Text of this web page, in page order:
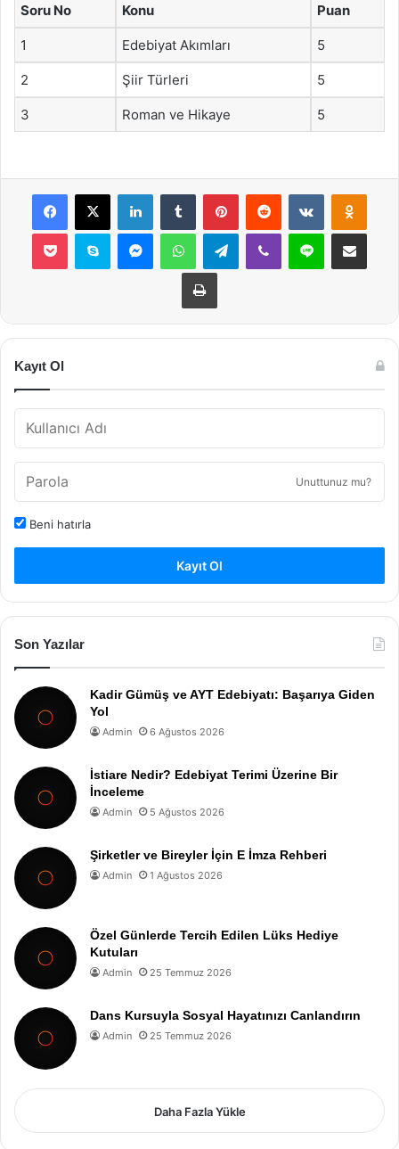
Soru No Konu Puan
1 Edebiyat Akımları 5
2 Şiir Türleri 5
3 Roman ve Hikaye 5
Facebook
X LinkedInTumblr PinterestReddit VKontakte
Pocket Skype MessengerWhatsAppTelegramViber Line E-Posta ile
Yazdır
Kayıt Ol
Unuttunuz mu?
Beni hatırla
Kayıt Ol
Son Yazılar
Kadir Gümüş ve AYT Edebiyatı: Başarıya Giden
Yol
Admin 6 Ağustos 2026
İstiare Nedir? Edebiyat Terimi Üzerine Bir
İnceleme
Admin 5 Ağustos 2026
Şirketler ve Bireyler İçin E İmza Rehberi
Admin 1 Ağustos 2026
Özel Günlerde Tercih Edilen Lüks Hediye
Kutuları
Admin 25 Temmuz 2026
Dans Kursuyla Sosyal Hayatınızı Canlandırın
Admin 25 Temmuz 2026
Daha Fazla Yükle